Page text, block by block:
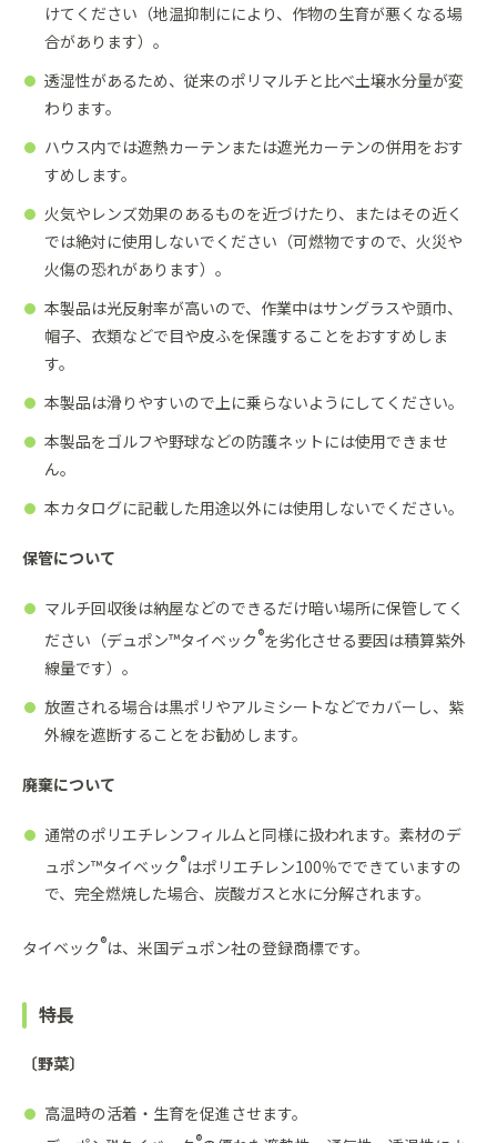
けてください（地温抑制ににより、作物の生育が悪くなる場
合があります）。
透湿性があるため、従来のポリマルチと比べ土壌水分量が変
わります。
ハウス内では遮熱カーテンまたは遮光カーテンの併用をおす
すめします。
火気やレンズ効果のあるものを近づけたり、またはその近く
では絶対に使用しないでください（可燃物ですので、火災や
火傷の恐れがあります）。
本製品は光反射率が高いので、作業中はサングラスや頭巾、
帽子、衣類などで目や皮ふを保護することをおすすめしま
す。
本製品は滑りやすいので上に乗らないようにしてください。
本製品をゴルフや野球などの防護ネットには使用できませ
ん。
本カタログに記載した用途以外には使用しないでください。
保管について
マルチ回収後は納屋などのできるだけ暗い場所に保管してく
ださい（デュポン™タイベック®を劣化させる要因は積算紫外
線量です）。
放置される場合は黒ポリやアルミシートなどでカバーし、紫
外線を遮断することをお勧めします。
廃棄について
通常のポリエチレンフィルムと同様に扱われます。素材のデ
ュポン™タイベック®はポリエチレン100％でできていますの
で、完全燃焼した場合、炭酸ガスと水に分解されます。
タイベック®は、米国デュポン社の登録商標です。
特長
〔野菜〕
高温時の活着・生育を促進させます。
®